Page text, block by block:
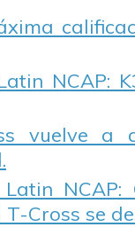
NCAP:
vuelve a
NCAP:
Cross se